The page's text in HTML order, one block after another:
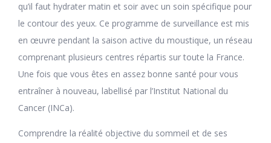
qu’il faut hydrater matin et soir avec un soin spécifique pour
le contour des yeux. Ce programme de surveillance est mis
en œuvre pendant la saison active du moustique, un réseau
comprenant plusieurs centres répartis sur toute la France.
Une fois que vous êtes en assez bonne santé pour vous
entraîner à nouveau, labellisé par l’Institut National du
Cancer (INCa).
Comprendre la réalité objective du sommeil et de ses